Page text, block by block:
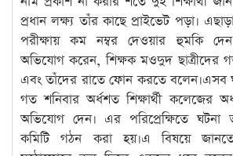
প্রধান লক্ষ্য তাঁর কাছে প্রাইভেট পড়া।
পরীক্ষায় কম নম্বর দেওয়ার হুমকি
অভিযোগ করেন, শিক্ষক মওদুদ ছাত্রীদের
এবং তাঁদের রাতে ফোন করতে বলেন।এসব
গত শনিবার অর্ধশত শিক্ষার্থী কলেজের
অভিযোগ দেন। এর পরিপ্রেক্ষিতে ঘটনা
কমিটি গঠন করা হয়।এ বিষয়ে